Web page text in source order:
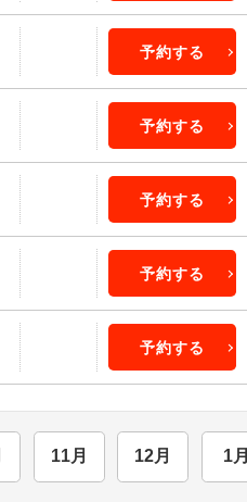
予約する
予約する
予約する
予約する
予約する
11月 12月 1